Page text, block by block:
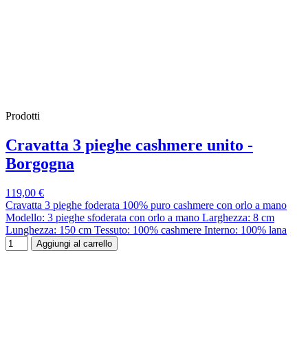
Prodotti
Cravatta 3 pieghe cashmere unito -
Borgogna
119,00 €
Cravatta 3 pieghe foderata 100% puro cashmere con orlo a mano
Modello: 3 pieghe sfoderata con orlo a mano Larghezza: 8 cm
Lunghezza: 150 cm Tessuto: 100% cashmere Interno: 100% lana
Aggiungi al carrello